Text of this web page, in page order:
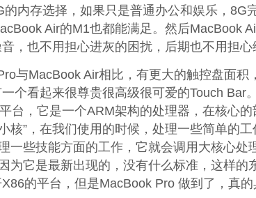
内存选择，如果只是普通办公和娱乐，8G
Air的M1也都能满足。然后MacBook
，也不用担心进灰的困扰，后期也不用担心
与MacBook Air相比，有更大的触控盘面积
个看起来很尊贵很高级很可爱的Touch Bar
台，它是一个ARM架构的处理器，在核心的
核”，在我们使用的时候，处理一些简单的
一些技能方面的工作，它就会调用大核心处
为它是最新出现的，没有什么标准，这样的
的平台，但是MacBook Pro 做到了，真的